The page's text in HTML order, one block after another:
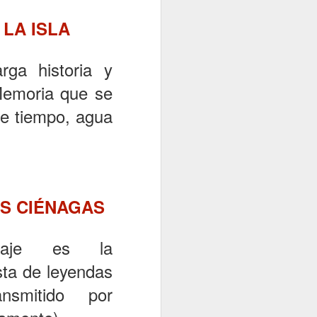
ISLA
historia y
que se
tiempo, agua
CIÉNAGAS
es la
de leyendas
por
el futbolista
intensas. En
la presión del
deportista
es
en la ancha
fría ¿Qué